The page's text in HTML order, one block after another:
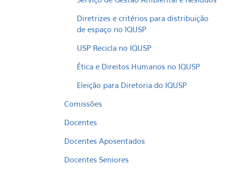
Diretrizes e critérios para distribuição
de espaço no IQUSP
USP Recicla no IQUSP
Ética e Direitos Humanos no IQUSP
Eleição para Diretoria do IQUSP
Comissões
Docentes
Docentes Aposentados
Docentes Seniores